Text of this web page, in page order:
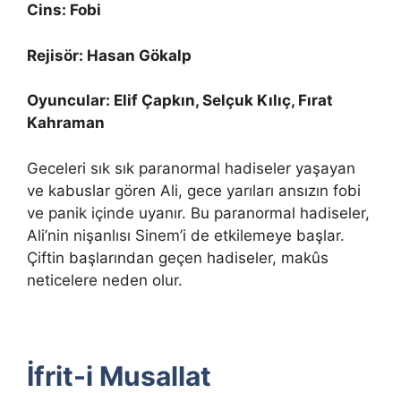
Cins: Fobi
Rejisör: Hasan Gökalp
Oyuncular: Elif Çapkın, Selçuk Kılıç, Fırat
Kahraman
Geceleri sık sık paranormal hadiseler yaşayan
ve kabuslar gören Ali, gece yarıları ansızın fobi
ve panik içinde uyanır. Bu paranormal hadiseler,
Ali’nin nişanlısı Sinem’i de etkilemeye başlar.
Çiftin başlarından geçen hadiseler, makûs
neticelere neden olur.
İfrit-i Musallat